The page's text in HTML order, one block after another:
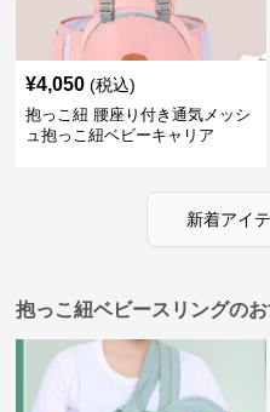
¥4,050 (税込)
抱っこ紐 腰座り付き通気メッシ
ュ抱っこ紐ベビーキャリア
新着アイ
抱っこ紐ベビースリングの